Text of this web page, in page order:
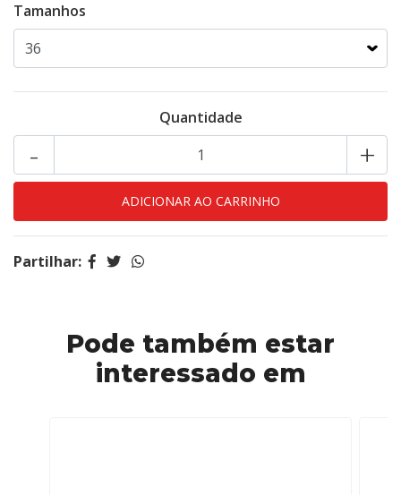
Tamanhos
Quantidade
+
-
Partilhar:
Pode também estar
interessado em